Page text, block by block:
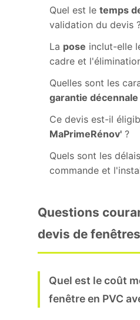
Quel est le temps
validation du devis
La pose inclut-elle
cadre et
Quelles sont les
garantie décennale
Ce devis est-il
MaPrimeRénov' ?
Quels sont les
commande et
Questions
devis de
Quel est le coût
fenêtre en PVC